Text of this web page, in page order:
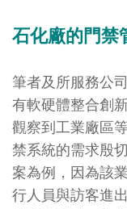
石化廠的門禁
筆者及所服務公
有軟硬體整合創
觀察到工業廠區
禁系統的需求殷
案為例，因為該
行人員與訪客進出